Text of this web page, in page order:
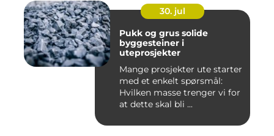
30. jul
Pukk og grus solide
byggesteiner i
uteprosjekter
Mange prosjekter ute starter
med et enkelt spørsmål:
Hvilken masse trenger vi for
at dette skal bli ...